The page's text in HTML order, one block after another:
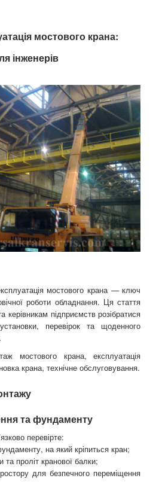
мостового крана:
інженерів
мостового крана — ключ
роботи обладнання. Ця стаття
підприємств розібратися
перевірок та щоденного
мостового крана, експлуатація
крана, технічне обслуговування.
та фундаменту
перевірте:
на який кріпиться кран;
та проліт кранової балки;
для безпечного переміщення